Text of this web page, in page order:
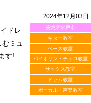
2024年12月03日
茨城県水戸市
ギター教室
ベース教室
バイオリン・チェロ教室
サックス教室
ドラム教室
ボーカル・声楽教室
ドレ
ミュ
す!